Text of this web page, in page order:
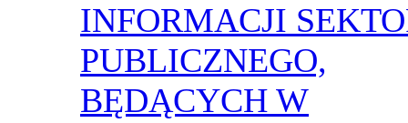
INFORMACJI
PUBLICZNEGO,
BĘDĄCYCH W